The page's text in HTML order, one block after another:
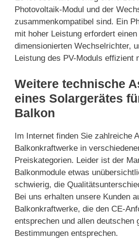
Photovoltaik-Modul und der
zusammenkompatibel sind. Ein
mit hoher Leistung erfordert
dimensionierten Wechselrichter,
Leistung des PV-Moduls effizient
Weitere technische
eines Solargerätes
Balkon
Im Internet finden Sie zahlreiche
Balkonkraftwerke in
Preiskategorien. Leider ist der
Balkonmodule etwas
schwierig, die
Bei uns erhalten unsere Kunden
Balkonkraftwerke, die den CE-
entsprechen und allen deutschen
Bestimmungen entsprechen.